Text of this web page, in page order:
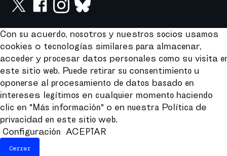
Con su acuerdo, nosotros y nuestros socios usamos
cookies o tecnologías similares para almacenar,
acceder y procesar datos personales como su visita
este sitio web. Puede retirar su consentimiento u
oponerse al procesamiento de datos basado en
intereses legítimos en cualquier momento haciendo
clic en "Más información" o en nuestra Política de
privacidad en este sitio web.
Configuración
ACEPTAR
Cerrar